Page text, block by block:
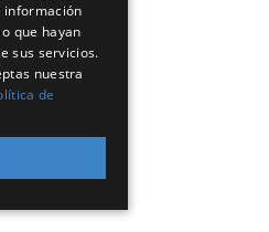
información
que hayan
sus servicios.
nuestra
de